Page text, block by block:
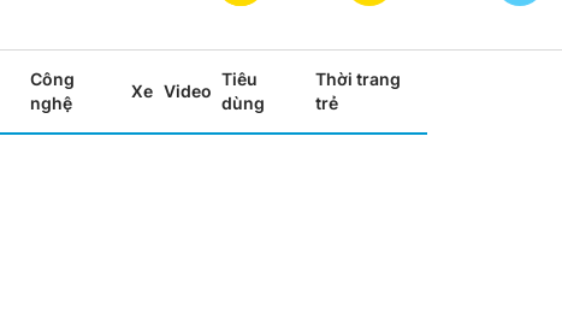
Công
nghệ
Xe Video
Tiêu
dùng
Thời trang
trẻ